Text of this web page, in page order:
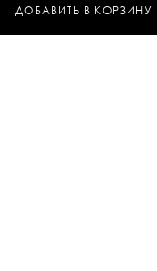
ДОБАВИТЬ В КОРЗИНУ